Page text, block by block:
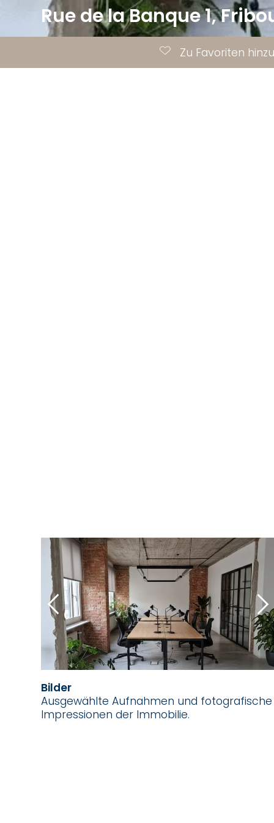
Rue de la Banque 1,
Zu Favoriten
Bilder
Ausgewählte Aufnahmen und fotografische
Impressionen der Immobilie.